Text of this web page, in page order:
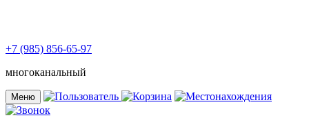
+7 (985) 856-65-97
многоканальный
Меню